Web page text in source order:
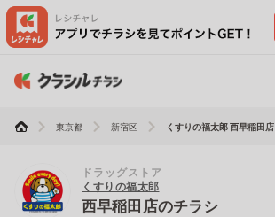
東京都 新宿区 くすりの福太郎 西早稲田店
ドラッグストア
くすりの福太郎
西早稲田店のチラシ